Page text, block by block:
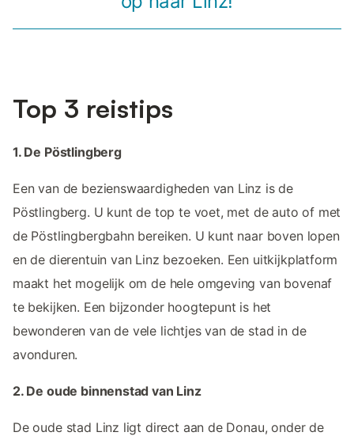
Top 3 reistips
1. De Pöstlingberg
Een van de bezienswaardigheden van Linz is de
Pöstlingberg. U kunt de top te voet, met de auto of met
de Pöstlingbergbahn bereiken. U kunt naar boven lopen
en de dierentuin van Linz bezoeken. Een uitkijkplatform
maakt het mogelijk om de hele omgeving van bovenaf
te bekijken. Een bijzonder hoogtepunt is het
bewonderen van de vele lichtjes van de stad in de
avonduren.
2. De oude binnenstad van Linz
De oude stad Linz ligt direct aan de Donau, onder de